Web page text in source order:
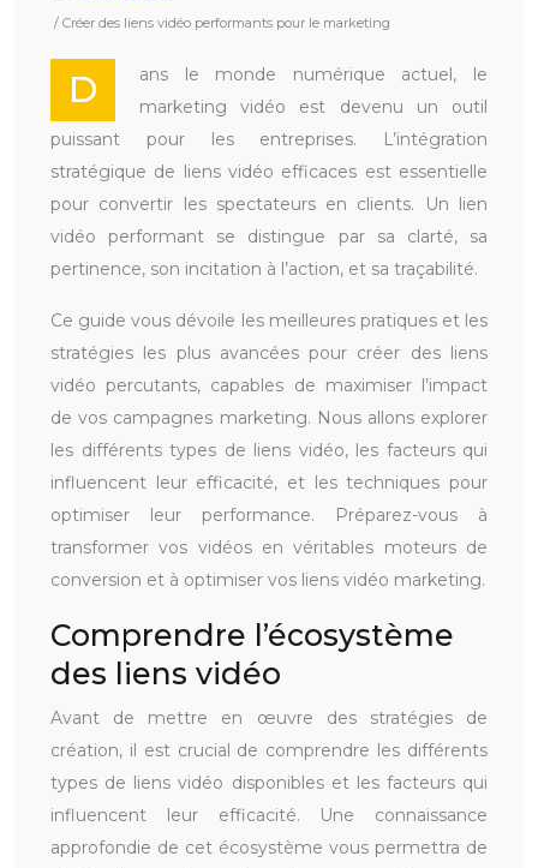
/ Créer des liens vidéo performants pour le marketing
D
ans le monde numérique actuel, le
marketing vidéo est devenu un outil
puissant pour les entreprises. L’intégration
stratégique de liens vidéo efficaces est essentielle
pour convertir les spectateurs en clients. Un lien
vidéo performant se distingue par sa clarté, sa
pertinence, son incitation à l’action, et sa traçabilité.
Ce guide vous dévoile les meilleures pratiques et les
stratégies les plus avancées pour créer des liens
vidéo percutants, capables de maximiser l’impact
de vos campagnes marketing. Nous allons explorer
les différents types de liens vidéo, les facteurs qui
influencent leur efficacité, et les techniques pour
optimiser leur performance. Préparez-vous à
transformer vos vidéos en véritables moteurs de
conversion et à optimiser vos liens vidéo marketing.
Comprendre l’écosystème
des liens vidéo
Avant de mettre en œuvre des stratégies de
création, il est crucial de comprendre les différents
types de liens vidéo disponibles et les facteurs qui
influencent leur efficacité. Une connaissance
approfondie de cet écosystème vous permettra de